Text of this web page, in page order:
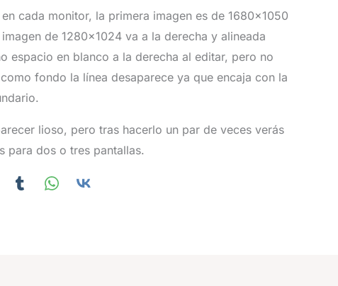
cada monitor, la primera imagen es de 1680×1050
de 1280×1024 va a la derecha y alineada
espacio en blanco a la derecha al editar, pero no
fondo la línea desaparece ya que encaja con la
lioso, pero tras hacerlo un par de veces verás
para dos o tres pantallas.